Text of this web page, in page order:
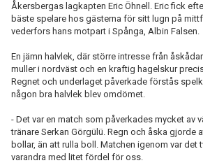
Åkersbergas lagkapten Eric Öhnell. Eric fick
bäste spelare hos gästerna för sitt lugn på
vederfors hans motpart i Spånga, Albin Falsen.
En jämn halvlek, där större intresse från
muller i nordväst och en kraftig hagelskur
Regnet och underlaget påverkade förstås
någon bra halvlek blev omdömet.
- Det var en match som påverkades mycket av
tränare Serkan Görgülü. Regn och åska gjorde
bollar, än att rulla boll. Matchen igenom var det
varandra med litet fördel för oss.